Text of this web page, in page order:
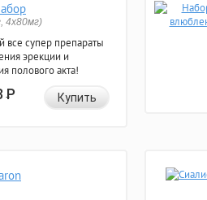
4х80мг)
все супер препараты
эрекции и
полового акта!
Р Купить